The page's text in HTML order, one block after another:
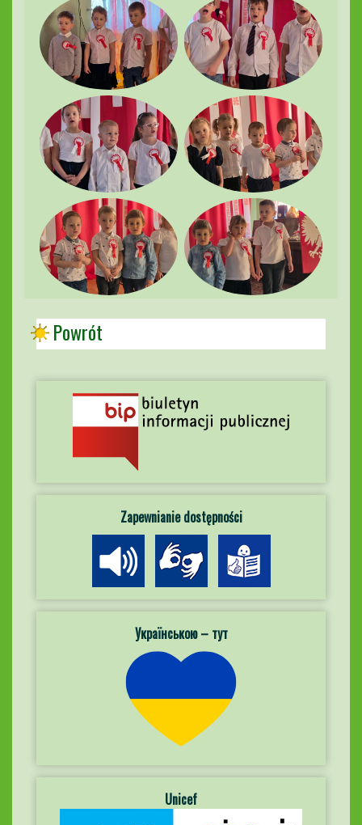
Powrót
Zapewnianie dostępności
Українською – тут
Unicef